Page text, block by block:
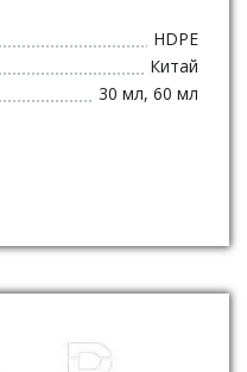
HDPE
Китай
30 мл, 60 мл